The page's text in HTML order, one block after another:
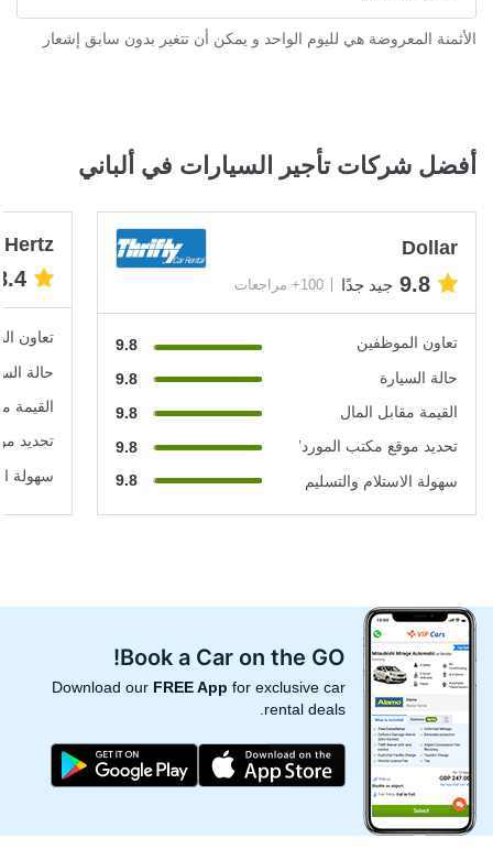
الأثمنة المعروضة هي لليوم الواحد و يمكن أن تتغير بدون سابق إشعار
أفضل شركات تأجير السيارات في ألباني
Dollar
9.8 جيد جدًا 100+ مراجعات
تعاون الموظفين
9.8
حالة السيارة
9.8
القيمة مقابل المال
9.8
تحديد موقع مكتب المورد’
9.8
سهولة الاستلام والتسليم
9.8
Hertz
تعاون
حالة
القيمة
تحديد
سهولة
Book a Car on the GO!
Download our FREE App for exclusive car
rental deals.